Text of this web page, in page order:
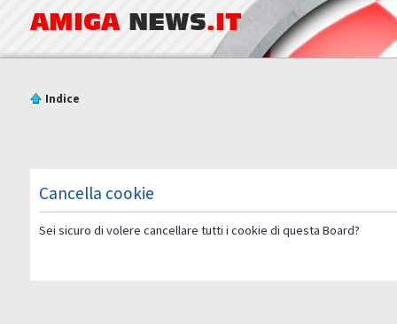
AMIGA NEWS.IT
Indice
Cancella cookie
Sei sicuro di volere cancellare tutti i cookie di questa Board?